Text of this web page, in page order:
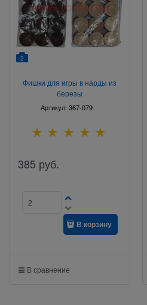
2
Фишки для игры в нарды из
березы
Артикул:367-079
385 руб.
В корзину
В сравнение